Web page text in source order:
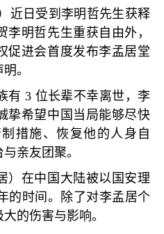
近日受到李明哲先生获释
明哲先生重获自由外，
促进会首度发布李孟居堂
。
有 3 位长辈不幸离世，李
挚希望中国当局能够尽快
措施、恢复他的人身自
亲友团聚。
）在中国大陆被以国安理
的时间。除了对李孟居个
的伤害与影响。